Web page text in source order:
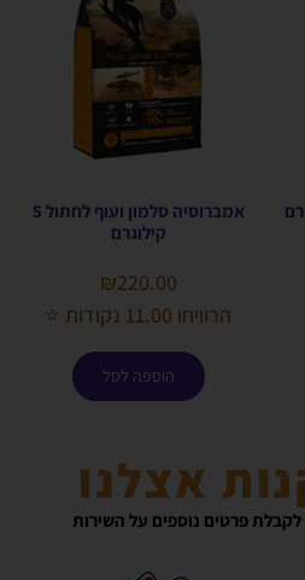
אמברוסיה סלמון ועוף לחתול 5
קילוגרם
₪220.00
הרוויחו 11.00 נקודות ⭐
הוספה לסל
אצלנו
פרטים נוספים על השירות